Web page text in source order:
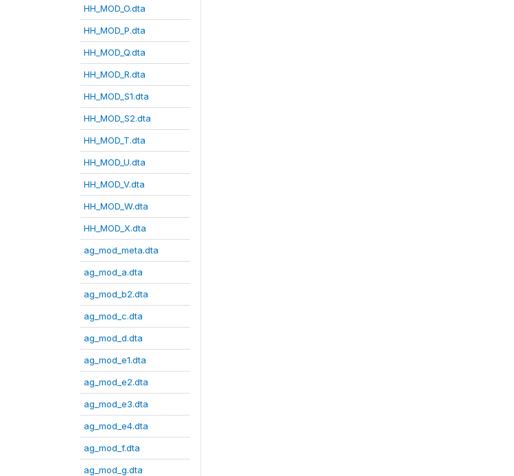
HH_MOD_O.dta
HH_MOD_P.dta
HH_MOD_Q.dta
HH_MOD_R.dta
HH_MOD_S1.dta
HH_MOD_S2.dta
HH_MOD_T.dta
HH_MOD_U.dta
HH_MOD_V.dta
HH_MOD_W.dta
HH_MOD_X.dta
ag_mod_meta.dta
ag_mod_a.dta
ag_mod_b2.dta
ag_mod_c.dta
ag_mod_d.dta
ag_mod_e1.dta
ag_mod_e2.dta
ag_mod_e3.dta
ag_mod_e4.dta
ag_mod_f.dta
ag_mod_g.dta